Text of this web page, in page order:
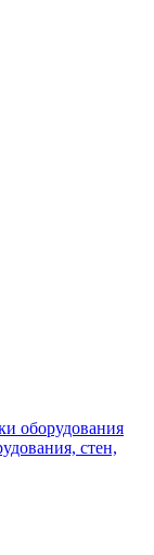
оборудования
стен,